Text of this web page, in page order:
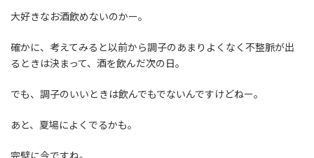
大好きなお酒飲めないのかー。
確かに、考えてみると以前から調子のあまりよくなく不整脈が出
るときは決まって、酒を飲んだ次の日。
でも、調子のいいときは飲んでもでないんですけどねー。
あと、夏場によくでるかも。
完璧に今ですね。